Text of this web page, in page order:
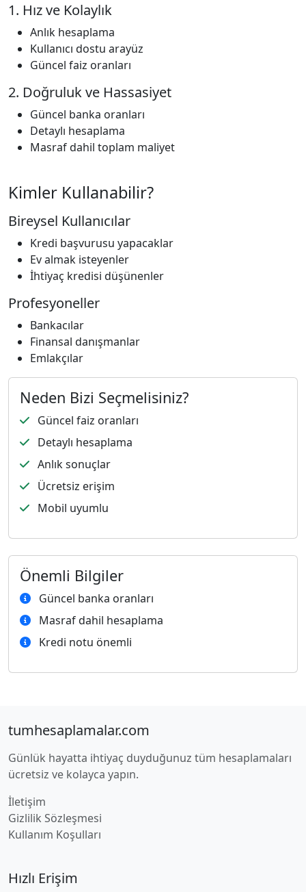
1. Hız ve Kolaylık
Anlık hesaplama
Kullanıcı dostu arayüz
Güncel faiz oranları
2. Doğruluk ve Hassasiyet
Güncel banka oranları
Detaylı hesaplama
Masraf dahil toplam maliyet
Kimler Kullanabilir?
Bireysel Kullanıcılar
Kredi başvurusu yapacaklar
Ev almak isteyenler
İhtiyaç kredisi düşünenler
Profesyoneller
Bankacılar
Finansal danışmanlar
Emlakçılar
Neden Bizi Seçmelisiniz?
Güncel faiz oranları
Detaylı hesaplama
Anlık sonuçlar
Ücretsiz erişim
Mobil uyumlu
Önemli Bilgiler
Güncel banka oranları
Masraf dahil hesaplama
Kredi notu önemli
tumhesaplamalar.com
Günlük hayatta ihtiyaç duyduğunuz tüm hesaplamaları
ücretsiz ve kolayca yapın.
İletişim
Gizlilik Sözleşmesi
Kullanım Koşulları
Hızlı Erişim